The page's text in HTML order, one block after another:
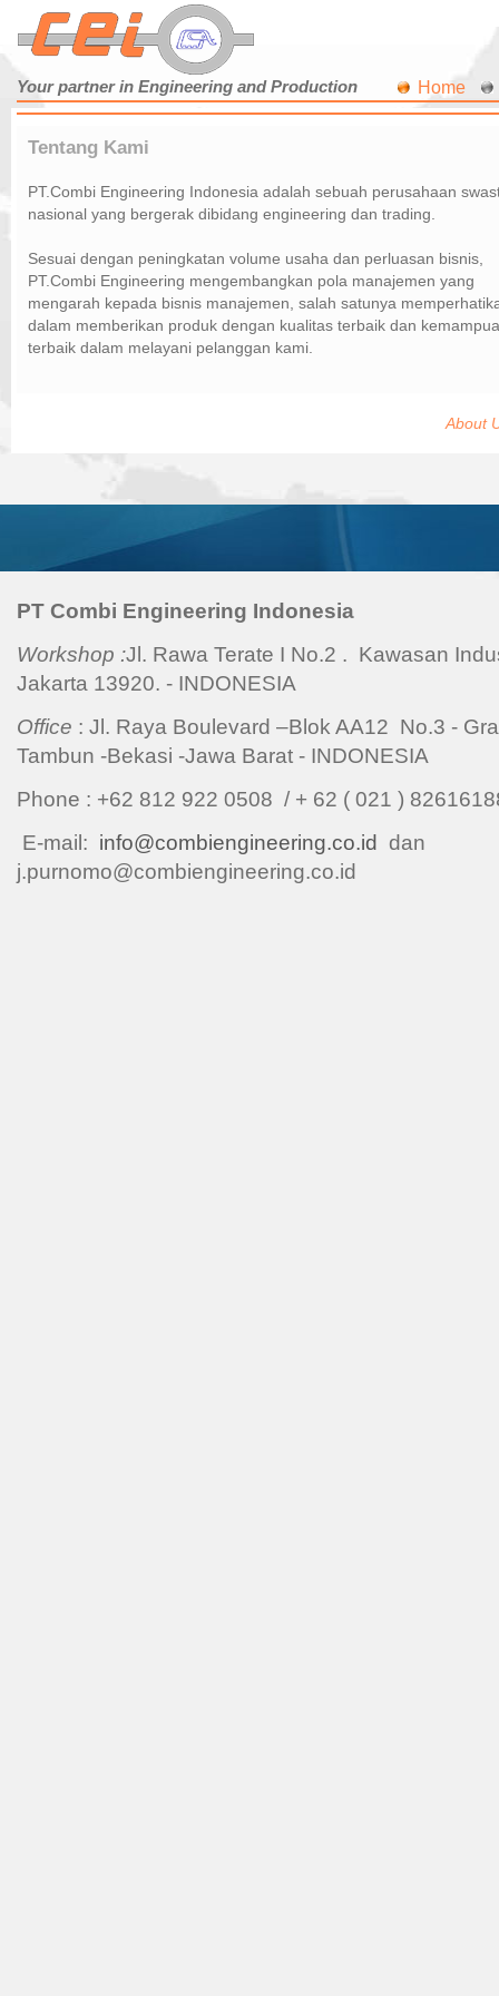
Your partner in Engineering and Production Home
Tentang Kami
PT.Combi Engineering Indonesia adalah sebuah perusahaan
nasional yang bergerak dibidang engineering dan trading.
Sesuai dengan peningkatan volume usaha dan perluasan bisnis,
PT.Combi Engineering mengembangkan pola manajemen yang
mengarah kepada bisnis manajemen, salah satunya
dalam memberikan produk dengan kualitas terbaik dan
terbaik dalam melayani pelanggan kami.
About
PT Combi Engineering Indonesia
Workshop :Jl. Rawa Terate I No.2 . Kawasan
Jakarta 13920. - INDONESIA
Office : Jl. Raya Boulevard –Blok AA12 No.3 -
Tambun -Bekasi -Jawa Barat - INDONESIA
Phone : +62 812 922 0508 / + 62 ( 021 )
E-mail: info@combiengineering.co.id
dan
j.purnomo@combiengineering.co.id